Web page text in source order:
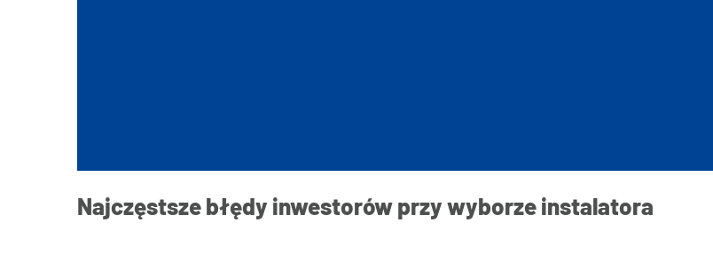
Najczęstsze błędy inwestorów przy wyborze instalatora